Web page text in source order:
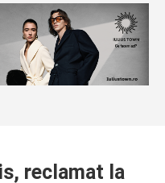
reclamat la